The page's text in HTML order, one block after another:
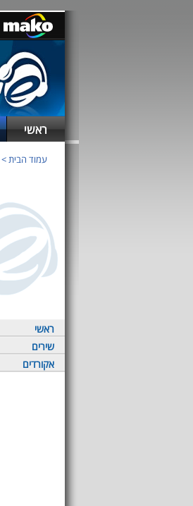
ראשי
עמוד הבית>
ראשי
שירים
אקורדים